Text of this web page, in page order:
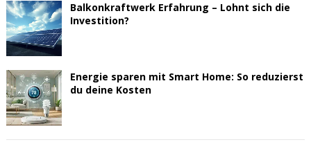
Balkonkraftwerk Erfahrung – Lohnt sich die
Investition?
Energie sparen mit Smart Home: So reduzierst
du deine Kosten